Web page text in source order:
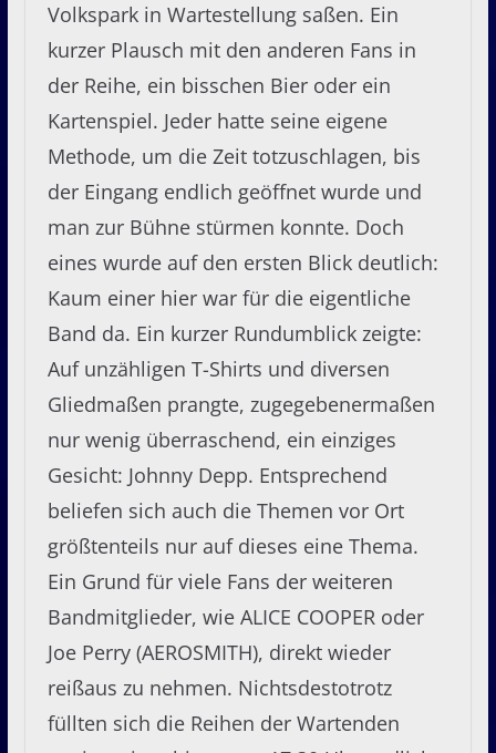
Volkspark in Wartestellung saßen. Ein
kurzer Plausch mit den anderen Fans in
der Reihe, ein bisschen Bier oder ein
Kartenspiel. Jeder hatte seine eigene
Methode, um die Zeit totzuschlagen, bis
der Eingang endlich geöffnet wurde und
man zur Bühne stürmen konnte. Doch
eines wurde auf den ersten Blick deutlich:
Kaum einer hier war für die eigentliche
Band da. Ein kurzer Rundumblick zeigte:
Auf unzähligen T-Shirts und diversen
Gliedmaßen prangte, zugegebenermaßen
nur wenig überraschend, ein einziges
Gesicht: Johnny Depp. Entsprechend
beliefen sich auch die Themen vor Ort
größtenteils nur auf dieses eine Thema.
Ein Grund für viele Fans der weiteren
Bandmitglieder, wie ALICE COOPER oder
Joe Perry (AEROSMITH), direkt wieder
reißaus zu nehmen. Nichtsdestotrotz
füllten sich die Reihen der Wartenden